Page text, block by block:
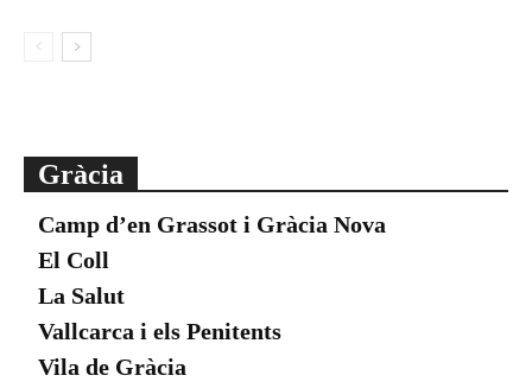
Gràcia
Camp d’en Grassot i Gràcia Nova
El Coll
La Salut
Vallcarca i els Penitents
Vila de Gràcia